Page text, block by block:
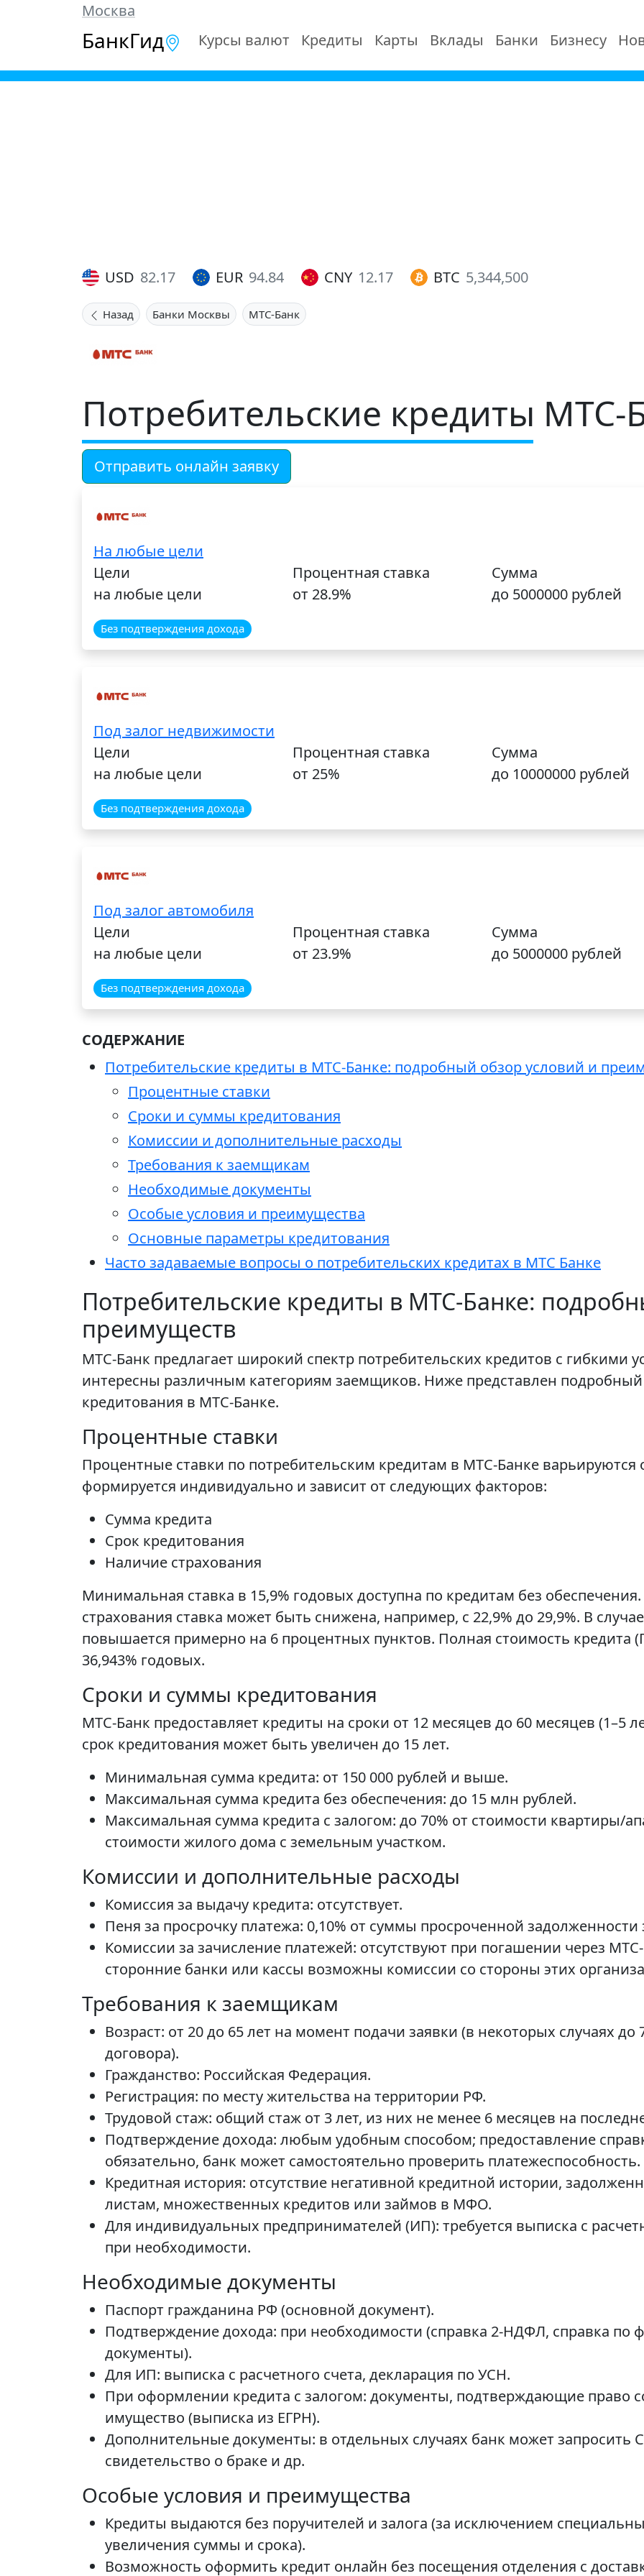
Москва
БанкГид Курсы валют Кредиты Карты Вклады Банки Бизнесу
USD 82.17 EUR 94.84 CNY 12.17 BTC 5,344,500
Назад Банки Москвы МТС-Банк
Потребительские кредиты МТС-
Отправить онлайн заявку
На любые цели
Цели
на любые цели
Процентная ставка
от 28.9%
Сумма
до 5000000 рублей
Без подтверждения дохода
Под залог недвижимости
Цели
на любые цели
Процентная ставка
от 25%
Сумма
до 10000000 рублей
Без подтверждения дохода
Под залог автомобиля
Цели
на любые цели
Процентная ставка
от 23.9%
Сумма
до 5000000 рублей
Без подтверждения дохода
СОДЕРЖАНИЕ
Потребительские кредиты в МТС-Банке: подробный обзор условий и
Процентные ставки
Сроки и суммы кредитования
Комиссии и дополнительные расходы
Требования к заемщикам
Необходимые документы
Особые условия и преимущества
Основные параметры кредитования
Часто задаваемые вопросы о потребительских кредитах в МТС Банке
Потребительские кредиты в МТС-Банке:
преимуществ
МТС-Банк предлагает широкий спектр потребительских кредитов с гибкими
интересны различным категориям заемщиков. Ниже представлен
кредитования в МТС-Банке.
Процентные ставки
Процентные ставки по потребительским кредитам в МТС-Банке варьируются
формируется индивидуально и зависит от следующих факторов:
Сумма кредита
Срок кредитования
Наличие страхования
Минимальная ставка в 15,9% годовых доступна по кредитам без
страхования ставка может быть снижена, например, с 22,9% до 29,9%. В
повышается примерно на 6 процентных пунктов. Полная стоимость кредита
36,943% годовых.
Сроки и суммы кредитования
МТС-Банк предоставляет кредиты на сроки от 12 месяцев до 60 месяцев (1–5
срок кредитования может быть увеличен до 15 лет.
Минимальная сумма кредита: от 150 000 рублей и выше.
Максимальная сумма кредита без обеспечения: до 15 млн рублей.
Максимальная сумма кредита с залогом: до 70% от стоимости квартиры/
стоимости жилого дома с земельным участком.
Комиссии и дополнительные расходы
Комиссия за выдачу кредита: отсутствует.
Пеня за просрочку платежа: 0,10% от суммы просроченной
Комиссии за зачисление платежей: отсутствуют при погашении через
сторонние банки или кассы возможны комиссии со стороны этих
Требования к заемщикам
Возраст: от 20 до 65 лет на момент подачи заявки (в некоторых случаях
договора).
Гражданство: Российская Федерация.
Регистрация: по месту жительства на территории РФ.
Трудовой стаж: общий стаж от 3 лет, из них не менее 6 месяцев на
Подтверждение дохода: любым удобным способом; предоставление
обязательно, банк может самостоятельно проверить платежеспособность.
Кредитная история: отсутствие негативной кредитной истории,
листам, множественных кредитов или займов в МФО.
Для индивидуальных предпринимателей (ИП): требуется выписка с
при необходимости.
Необходимые документы
Паспорт гражданина РФ (основной документ).
Подтверждение дохода: при необходимости (справка 2-НДФЛ, справка по
документы).
Для ИП: выписка с расчетного счета, декларация по УСН.
При оформлении кредита с залогом: документы, подтверждающие право
имущество (выписка из ЕГРН).
Дополнительные документы: в отдельных случаях банк может
свидетельство о браке и др.
Особые условия и преимущества
Кредиты выдаются без поручителей и залога (за исключением
увеличения суммы и срока).
Возможность оформить кредит онлайн без посещения отделения с